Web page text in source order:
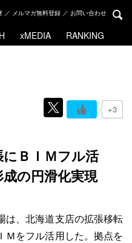
／ メルマガ無料登録 ／ お問い合わせ
xMEDIA RANKING
+3
ＢＩＭフル活
の円滑化実現
、北海道支店の拡張移転
Ｍをフル活用した。拠点を